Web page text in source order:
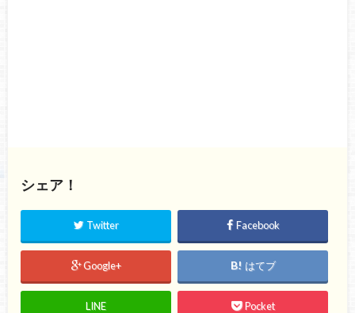
シェア！
Twitter Facebook
Google+ はてブ
LINE Pocket